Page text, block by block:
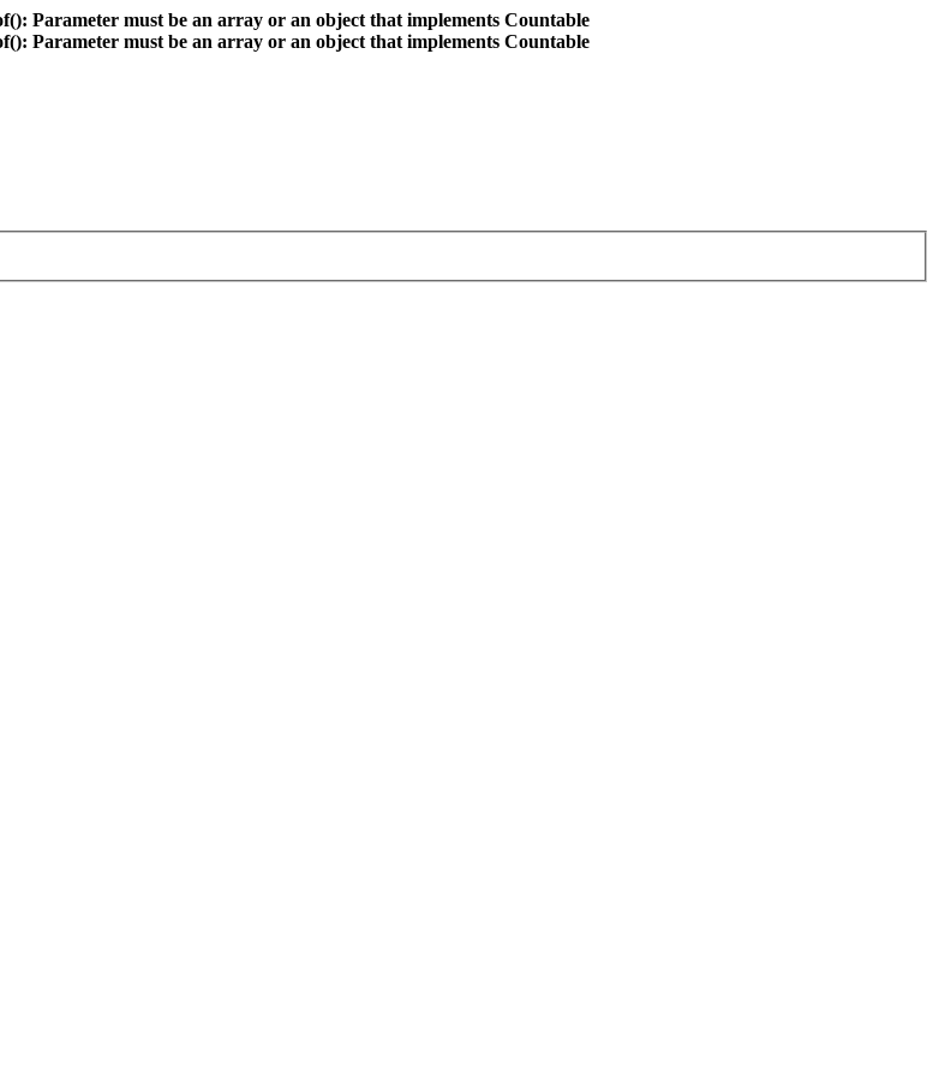
Parameter must be an array or an object that implements Countable
Parameter must be an array or an object that implements Countable